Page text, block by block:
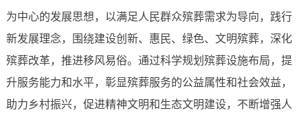
为中心的发展思想，以满足人民群众殡葬需求为导向，践行
新发展理念，围绕建设创新、惠民、绿色、文明殡葬，深化
殡葬改革，推进移风易俗。通过科学规划殡葬设施布局，提
升服务能力和水平，彰显殡葬服务的公益属性和社会效益，
助力乡村振兴，促进精神文明和生态文明建设，不断增强人